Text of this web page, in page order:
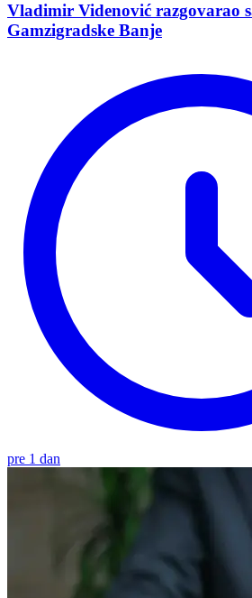
Vladimir Vidеnović razgovarao
Gamzigradskе Banjе
pre 1 dan